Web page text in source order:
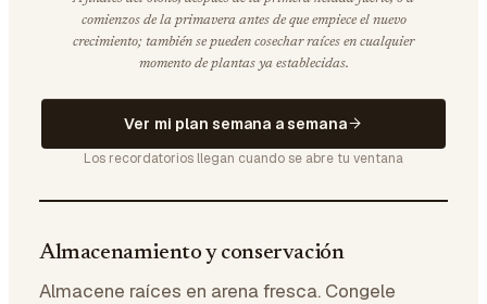
comienzos de la primavera antes de que empiece el nuevo
crecimiento; también se pueden cosechar raíces en cualquier
momento de plantas ya establecidas.
Ver mi plan semana a semana
Los recordatorios llegan cuando se abre tu ventana
Almacenamiento y conservación
Almacene raíces en arena fresca. Congele